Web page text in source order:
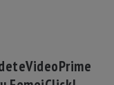
VideoPrime